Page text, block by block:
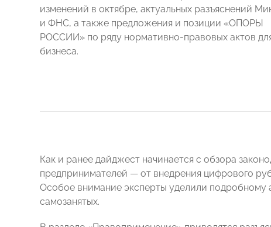
изменений в октябре, актуальных разъяснений
и ФНС, а также предложения и позиции «ОПОРЫ
РОССИИ» по ряду нормативно-правовых актов
бизнеса.
Как и ранее дайджест начинается с обзора
предпринимателей — от внедрения цифрового
Особое внимание эксперты уделили
самозанятых.